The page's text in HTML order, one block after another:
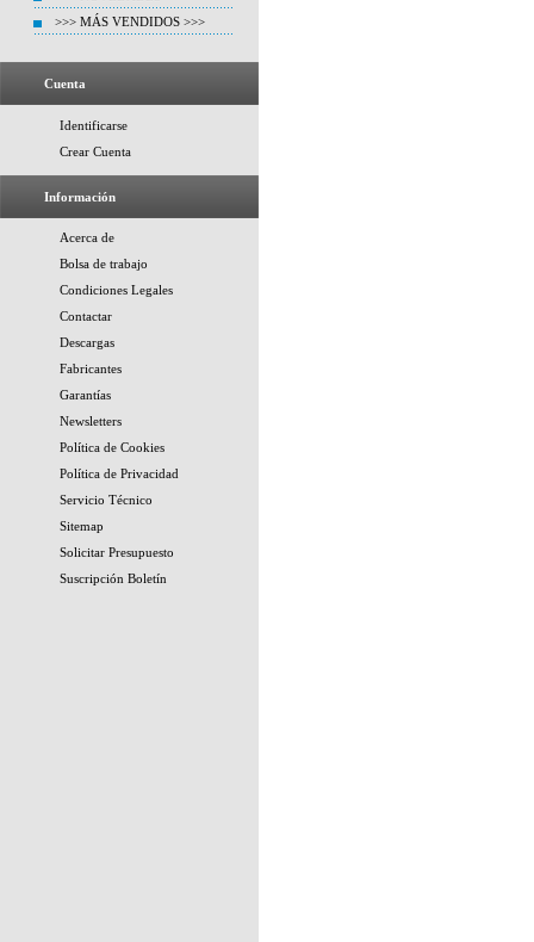
>>> MÁS VENDIDOS >>>
Cuenta
Identificarse
Crear Cuenta
Información
Acerca de
Bolsa de trabajo
Condiciones Legales
Contactar
Descargas
Fabricantes
Garantías
Newsletters
Política de Cookies
Política de Privacidad
Servicio Técnico
Sitemap
Solicitar Presupuesto
Suscripción Boletín